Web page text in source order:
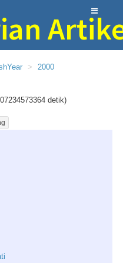
2000
detik)